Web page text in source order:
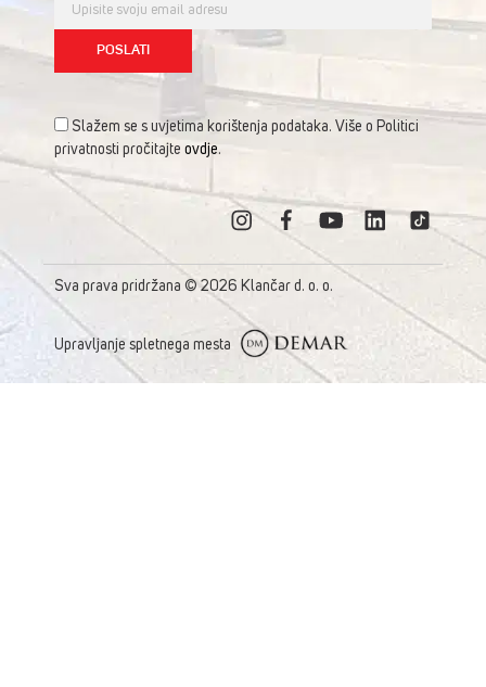
Slažem se s uvjetima korištenja podataka. Više o Politici
privatnosti pročitajte ovdje.
Sva prava pridržana © 2026 Klančar d. o. o.
Upravljanje spletnega mesta